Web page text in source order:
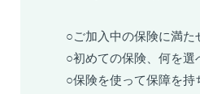
○ご加入中の保険に満た
○初めての保険、何を選
○保険を使って保障を持